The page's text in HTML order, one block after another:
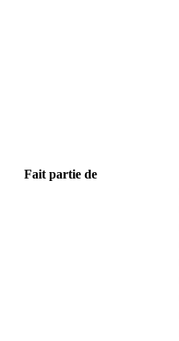
Fait partie de